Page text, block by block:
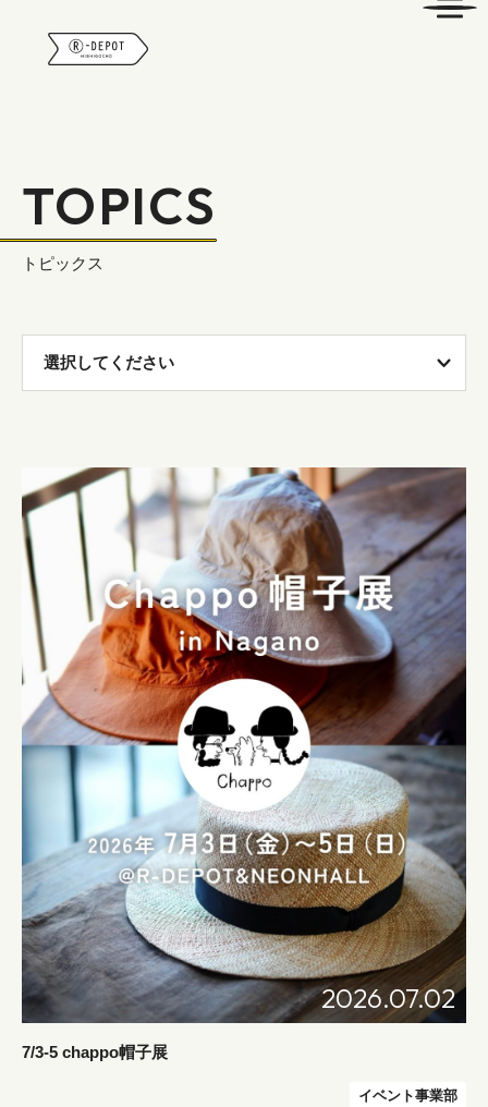
TOPICS
トピックス
選択してください
イベント事業部
飲食事業部
家守事業部
宿泊事業部
TECH事業部
R-DEPOTからのお知らせ
未分類
2026.07.02
7/3-5 chappo帽子展
イベント事業部